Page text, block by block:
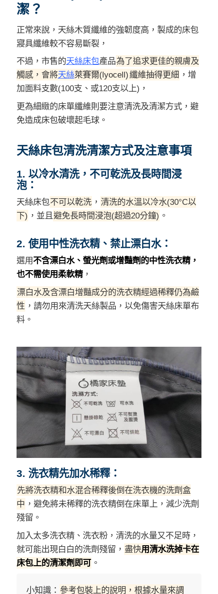
潔？
正常來說，天絲木質纖維的強韌度高，製成的床包
寢具纖維較不容易斷裂，
不過，市售的天絲床包產品為了追求更佳的親膚及
觸感，會將天絲萊賽爾(lyocell)纖維抽得更細 ， 增
加面料支數(100支、或120支以上)，
更為細緻的床單纖維則要注意清洗及清潔方式，避
免造成床包破壞起毛球。
天絲床包清洗清潔方式及注意事項
1. 以冷水清洗，不可乾洗及長時間浸
泡：
天絲床包不可以乾洗 ， 清洗的水溫以冷水(30°C以
下) ，並且 避免長時間浸泡(超過20分鐘) 。
2. 使用中性洗衣精、禁止漂白水：
選用不含漂白水、螢光劑或增豔劑的中性洗衣精，
也不需使用柔軟精，
漂白水及含漂白增豔成分的洗衣精經過稀釋仍為鹼
性 ，請勿用來清洗天絲製品，以免傷害天絲床單布
料。
3. 洗衣精先加水稀釋：
先將洗衣精和水混合稀釋後倒在洗衣機的洗劑盒
中 ，避免將未稀釋的洗衣精倒在床單上，減少洗劑
殘留。
加入太多洗衣精、洗衣粉，清洗的水量又不足時，
就可能出現白白的洗劑殘留， 盡快用清水洗掉卡在
床包上的清潔劑即可。
小知識： 參考包裝上的說明，根據水量來調